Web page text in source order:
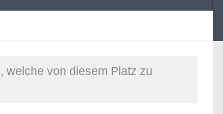
welche von diesem Platz zu